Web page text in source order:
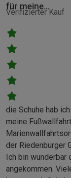
Verifizierter Kauf
für meine…
die Schuhe hab ich mir
meine
Marienwallfahrtsort
der Riedenburger Gruppe gekauft.
Ich bin wunderbar
angekommen.